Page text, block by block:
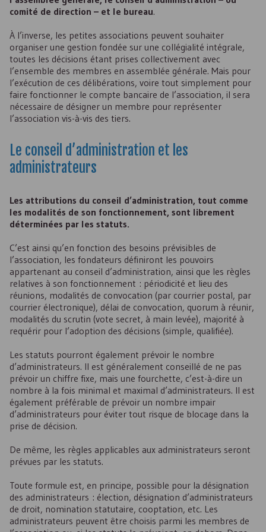
comité de direction – et le bureau.
À l’inverse, les petites associations peuvent souhaiter
organiser une gestion fondée sur une collégialité intégrale,
toutes les décisions étant prises collectivement avec
l’ensemble des membres en assemblée générale. Mais pour
l’exécution de ces délibérations, voire tout simplement pour
faire fonctionner le compte bancaire de l’association, il sera
nécessaire de désigner un membre pour représenter
l’association vis-à-vis des tiers.
Le conseil d’administration et les
administrateurs
Les attributions du conseil d’administration, tout comme
les modalités de son fonctionnement, sont librement
déterminées par les statuts.
C’est ainsi qu’en fonction des besoins prévisibles de
l’association, les fondateurs définiront les pouvoirs
appartenant au conseil d’administration, ainsi que les règles
relatives à son fonctionnement : périodicité et lieu des
réunions, modalités de convocation (par courrier postal, par
courrier électronique), délai de convocation, quorum à réunir,
modalités du scrutin (vote secret, à main levée), majorité à
requérir pour l’adoption des décisions (simple, qualifiée).
Les statuts pourront également prévoir le nombre
d’administrateurs. Il est généralement conseillé de ne pas
prévoir un chiffre fixe, mais une fourchette, c’est-à-dire un
nombre à la fois minimal et maximal d’administrateurs. Il est
également préférable de prévoir un nombre impair
d’administrateurs pour éviter tout risque de blocage dans la
prise de décision.
De même, les règles applicables aux administrateurs seront
prévues par les statuts.
Toute formule est, en principe, possible pour la désignation
des administrateurs : élection, désignation d’administrateurs
de droit, nomination statutaire, cooptation, etc. Les
administrateurs peuvent être choisis parmi les membres de